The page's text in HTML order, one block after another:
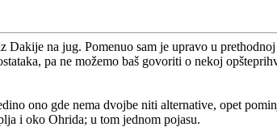
na jug. Pomenuo sam je upravo u
pa ne možemo baš govoriti o nekoj
ono gde nema dvojbe niti alternative, opet
i oko Ohrida; u tom jednom pojasu.